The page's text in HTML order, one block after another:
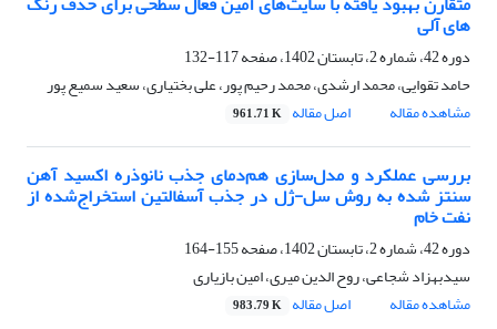
های آلی
دوره 42، شماره 2، تابستان 1402، صفحه
117-132
حامد تقوایی، محمد ارشدی، محمد رحیم پور، علی بختیاری، سعید سمیع پور
مشاهده مقاله
اصل مقاله 961.71 K
بررسی عملکرد و مدل‌سازی هم‌دمای جذب نانوذره اکسید آهن
سنتز شده به روش سل-ژل در جذب آسفالتین استخراج‌شده از
نفت خام
دوره 42، شماره 2، تابستان 1402، صفحه
155-164
سیدبهزاد شجاعی، روح الدین میری، امین بازیاری
مشاهده مقاله
اصل مقاله 983.79 K